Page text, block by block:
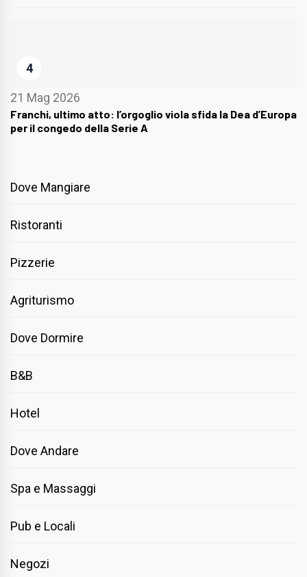
4
21 Mag 2026
Franchi, ultimo atto: l’orgoglio viola sfida la Dea d’Europa
per il congedo della Serie A
Dove Mangiare
Ristoranti
Pizzerie
Agriturismo
Dove Dormire
B&B
Hotel
Dove Andare
Spa e Massaggi
Pub e Locali
Negozi